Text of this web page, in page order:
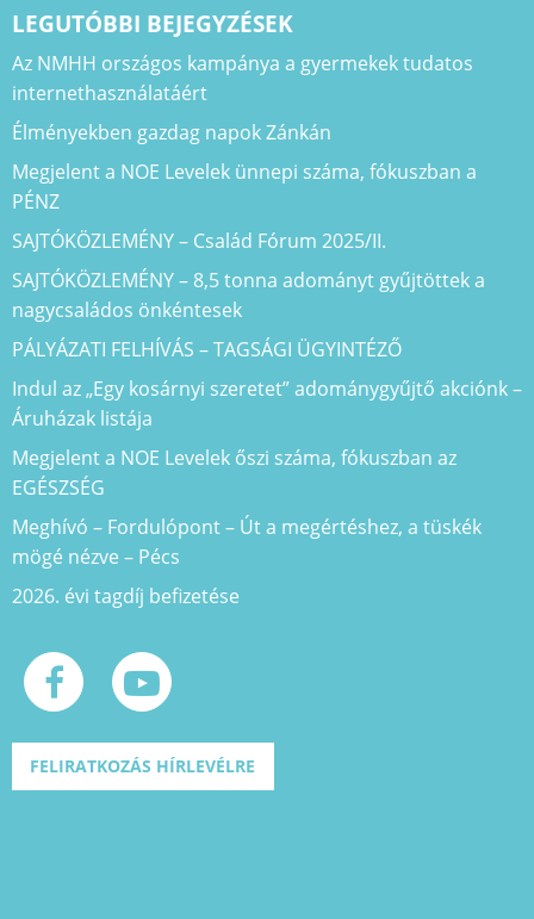
LEGUTÓBBI BEJEGYZÉSEK
Az NMHH országos kampánya a gyermekek tudatos
internethasználatáért
Élményekben gazdag napok Zánkán
Megjelent a NOE Levelek ünnepi száma, fókuszban a
PÉNZ
SAJTÓKÖZLEMÉNY – Család Fórum 2025/II.
SAJTÓKÖZLEMÉNY – 8,5 tonna adományt gyűjtöttek a
nagycsaládos önkéntesek
PÁLYÁZATI FELHÍVÁS – TAGSÁGI ÜGYINTÉZŐ
Indul az „Egy kosárnyi szeretet” adománygyűjtő akciónk –
Áruházak listája
Megjelent a NOE Levelek őszi száma, fókuszban az
EGÉSZSÉG
Meghívó – Fordulópont – Út a megértéshez, a tüskék
mögé nézve – Pécs
2026. évi tagdíj befizetése
FELIRATKOZÁS HÍRLEVÉLRE